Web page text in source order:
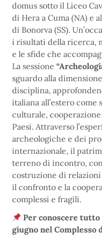
domus sotto il Liceo
di Hera a Cuma (NA) e
di Bonorva (SS).
i risultati della ricerca,
e le sfide che
La sessione
sguardo alla
disciplina,
italiana all’estero
culturale,
Paesi. Attraverso
archeologiche e dei
internazionale, il
terreno di incontro,
costruzione di
il confronto e la
complessi e fragili.
Per conoscere tutto
giugno nel Complesso